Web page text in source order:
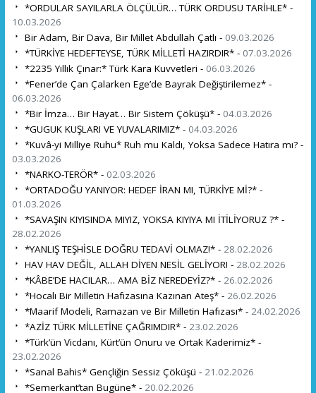
*ORDULAR SAYILARLA ÖLÇÜLÜR… TÜRK ORDUSU TARİHLE* -
10.03.2026
Bir Adam, Bir Dava, Bir Millet Abdullah Çatlı - 09.03.2026
*TÜRKİYE HEDEFTEYSE, TÜRK MİLLETİ HAZIRDIR* - 07.03.2026
*2235 Yıllık Çınar:* Türk Kara Kuvvetleri - 06.03.2026
*Fener’de Çan Çalarken Ege’de Bayrak Değiştirilemez* -
06.03.2026
*Bir İmza… Bir Hayat… Bir Sistem Çöküşü* - 04.03.2026
*GUGUK KUŞLARI VE YUVALARIMIZ* - 04.03.2026
*Kuvâ-yi Milliye Ruhu* Ruh mu Kaldı, Yoksa Sadece Hatıra mı? -
03.03.2026
*NARKO-TERÖR* - 02.03.2026
*ORTADOĞU YANIYOR: HEDEF İRAN MI, TÜRKİYE Mİ?* -
01.03.2026
*SAVAŞIN KIYISINDA MIYIZ, YOKSA KIYIYA MI İTİLİYORUZ ?* -
28.02.2026
*YANLIŞ TEŞHİSLE DOĞRU TEDAVİ OLMAZ!* - 28.02.2026
HAV HAV DEĞİL, ALLAH DİYEN NESİL GELİYOR! - 28.02.2026
*KÂBE’DE HACILAR… AMA BİZ NEREDEYİZ?* - 26.02.2026
*Hocalı Bir Milletin Hafızasına Kazınan Ateş* - 26.02.2026
*Maarif Modeli, Ramazan ve Bir Milletin Hafızası* - 24.02.2026
*AZİZ TÜRK MİLLETİNE ÇAĞRIMDIR* - 23.02.2026
*Türk’ün Vicdanı, Kürt’ün Onuru ve Ortak Kaderimiz* -
23.02.2026
*Sanal Bahis* Gençliğin Sessiz Çöküşü - 21.02.2026
*Semerkant’tan Bugüne* - 20.02.2026